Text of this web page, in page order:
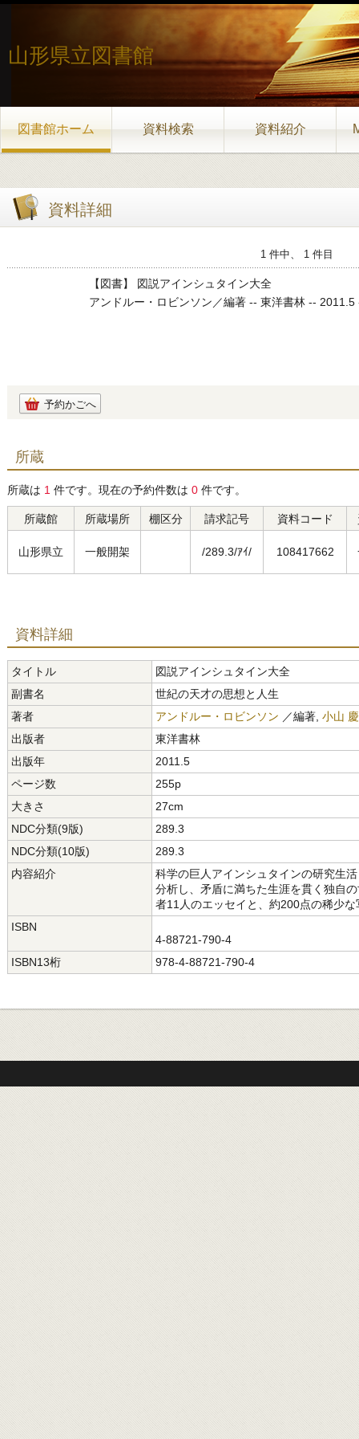
山形県立図書館
図書館ホーム 資料検索 資料紹介
資料詳細
1 件中、 1 件目
【図書】 図説アインシュタイン大全
アンドルー・ロビンソン／編著 -- 東洋書林 --
予約かごへ
所蔵
所蔵は 1 件です。現在の予約件数は 0 件です。
所蔵館 所蔵場所 棚区分 請求記号 資料コード
山形県立 一般開架 /289.3/ｱｲ/ 108417662
資料詳細
タイトル
図説アインシュタイン大全
副書名
世紀の天才の思想と人生
著者
アンドルー・ロビンソン ／編著, 小山
出版者
東洋書林
出版年
2011.5
ページ数
255p
大きさ
27cm
NDC分類(9版)
289.3
NDC分類(10版)
289.3
内容紹介
科学の巨人アインシュタインの研究生
分析し、矛盾に満ちた生涯を貫く独自
者11人のエッセイと、約200点の稀少
ISBN
4-88721-790-4
ISBN13桁
978-4-88721-790-4